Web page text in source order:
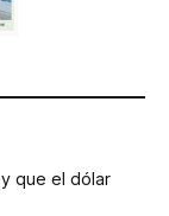
que el dólar